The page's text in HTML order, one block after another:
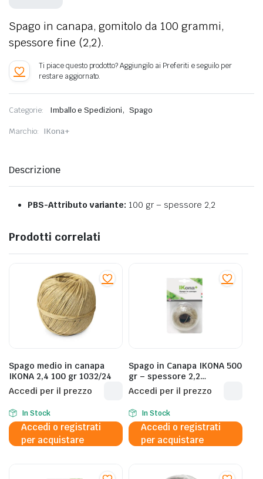
Spago in canapa, gomitolo da 100 grammi,
spessore fine (2,2).
Categorie: Imballo e Spedizioni, Spago
Marchio: IKona+
Descrizione
PBS-Attributo variante: 100 gr – spessore 2,2
Prodotti correlati
Spago medio in canapa
IKONA 2,4 100 gr 1032/24
Accedi per il prezzo
In Stock
Accedi o registrati
per acquistare
Spago in Canapa IKONA 500
gr – spessore 2,2
1032/2/500
Accedi per il prezzo
In Stock
Accedi o registrati
per acquistare